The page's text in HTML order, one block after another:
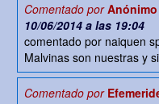
Comentado porAnónimo
10/06/2014 a las 19:04
comentado por naiquen
Malvinas son nuestras y
Comentado por